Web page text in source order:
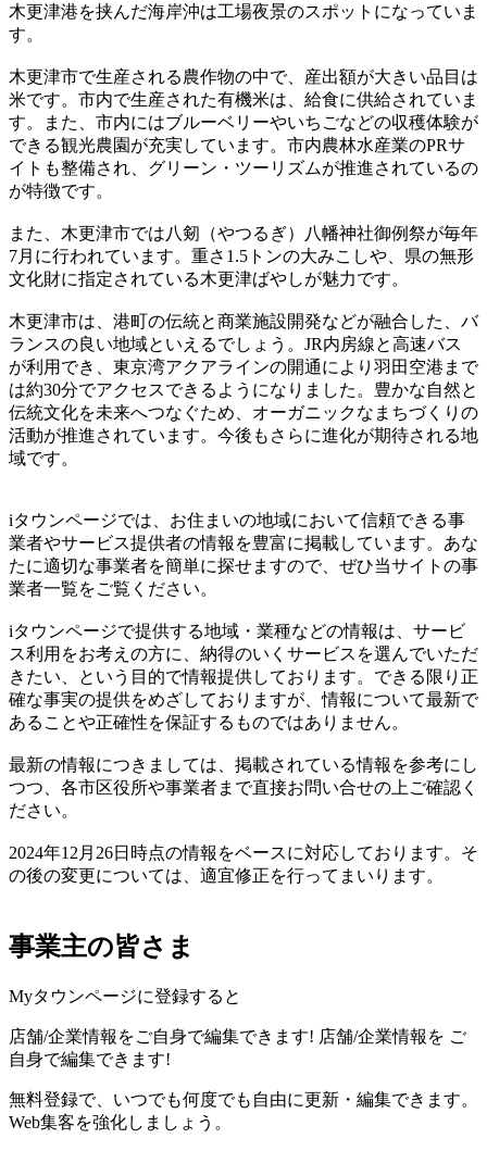
木更津港を挟んだ海岸沖は工場夜景のスポットになっていま
す。
木更津市で生産される農作物の中で、産出額が大きい品目は
米です。市内で生産された有機米は、給食に供給されていま
す。また、市内にはブルーベリーやいちごなどの収穫体験が
できる観光農園が充実しています。市内農林水産業のPRサ
イトも整備され、グリーン・ツーリズムが推進されているの
が特徴です。
また、木更津市では八剱（やつるぎ）八幡神社御例祭が毎年
7月に行われています。重さ1.5トンの大みこしや、県の無形
文化財に指定されている木更津ばやしが魅力です。
木更津市は、港町の伝統と商業施設開発などが融合した、バ
ランスの良い地域といえるでしょう。JR内房線と高速バス
が利用でき、東京湾アクアラインの開通により羽田空港まで
は約30分でアクセスできるようになりました。豊かな自然と
伝統文化を未来へつなぐため、オーガニックなまちづくりの
活動が推進されています。今後もさらに進化が期待される地
域です。
iタウンページでは、お住まいの地域において信頼できる事
業者やサービス提供者の情報を豊富に掲載しています。あな
たに適切な事業者を簡単に探せますので、ぜひ当サイトの事
業者一覧をご覧ください。
iタウンページで提供する地域・業種などの情報は、サービ
ス利用をお考えの方に、納得のいくサービスを選んでいただ
きたい、という目的で情報提供しております。できる限り正
確な事実の提供をめざしておりますが、情報について最新で
あることや正確性を保証するものではありません。
最新の情報につきましては、掲載されている情報を参考にし
つつ、各市区役所や事業者まで直接お問い合せの上ご確認く
ださい。
2024年12月26日時点の情報をベースに対応しております。そ
の後の変更については、適宜修正を行ってまいります。
事業主の皆さま
Myタウンページに登録すると
店舗/企業情報をご自身で編集できます! 店舗/企業情報を ご
自身で編集できます!
無料登録で、いつでも何度でも自由に更新・編集できます。
Web集客を強化しましょう。